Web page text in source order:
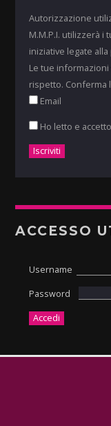
Autorizzazione
M.M.P.I. utilizzerà
iniziative legate
Le tue
rispetto. Conferma
Email
Ho letto e
ACCESSO
Username
Password